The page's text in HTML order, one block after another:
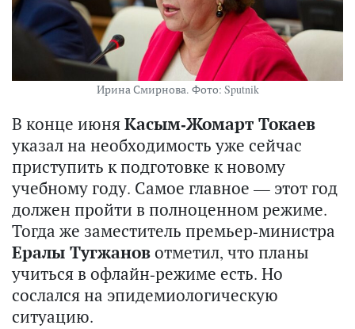
Ирина Смирнова. Фото: Sputnik
В конце июняКасым-Жомарт Токаев
указал на необходимость уже сейчас
приступить к подготовке к новому
учебному году. Самое главное — этот год
должен пройти в полноценном режиме.
Тогда же заместитель премьер-министра
Ералы Тугжановотметил, что планы
учиться в офлайн-режиме есть. Но
сослался на эпидемиологическую
ситуацию.